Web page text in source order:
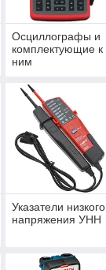
Осциллографы и
комплектующие к
ним
Указатели низкого
напряжения УНН